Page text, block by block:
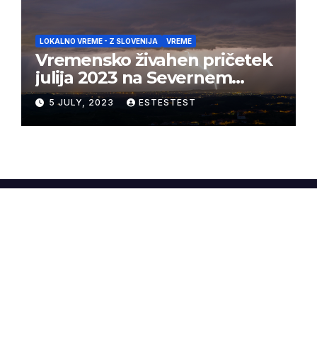
LOKALNO VREME - Z SLOVENIJA VREME
Vremensko živahen pričetek
julija 2023 na Severnem
Primorskem
5 JULY, 2023 ESTESTEST